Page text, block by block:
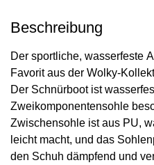
Beschreibung
Der sportliche, wasserfeste
Favorit aus der Wolky-
Der Schnürboot ist
Zweikomponentensohle
Zwischensohle ist aus PU,
leicht macht, und das
den Schuh dämpfend und